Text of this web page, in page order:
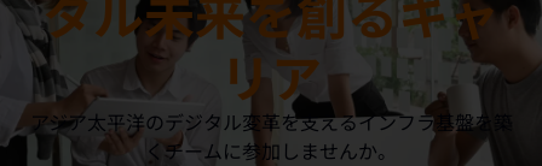
リア
アジア太平洋のデジタル変革を支えるインフラ基盤を築
くチームに参加しませんか。